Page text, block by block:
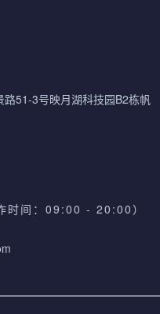
51-3号映月湖科技园B2栋帆
时间：09:00 - 20:00）